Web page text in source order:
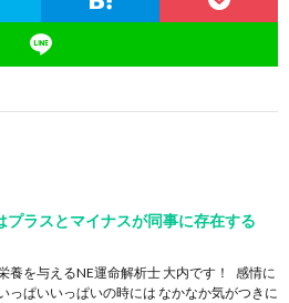
プラスとマイナスが同事に存在する
養を与えるNE運命解析士 大内です！ 感情に
っぱいいっぱいの時には なかなか気がつきに